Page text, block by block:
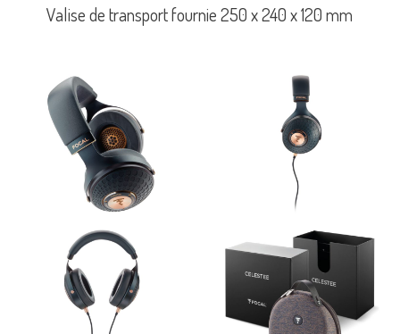
Valise de transport fournie 250 x 240 x 120 mm